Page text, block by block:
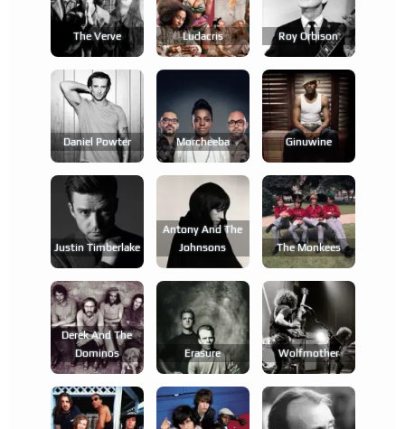
The Verve Ludacris Roy Orbison
Daniel Powter Morcheeba Ginuwine
Justin Timberlake
Antony And The
Johnsons
The Monkees
Derek And The
Dominos
Erasure Wolfmother